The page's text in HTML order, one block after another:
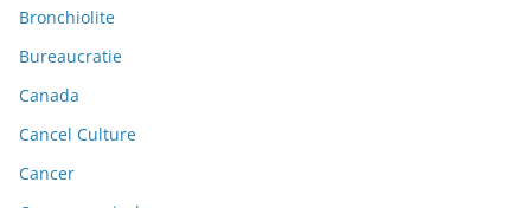
Bronchiolite
Bureaucratie
Canada
Cancel Culture
Cancer